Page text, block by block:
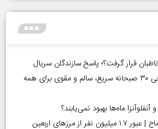
قرار گرفت؟؛ پاسخ سازندگان سریال
صبحانه چی درست کنم؟ معرفی ۳۰ صبحانه سریع، سالم و مقوی برای همه
ماه‌ها بهبود نمی‌یابند؟